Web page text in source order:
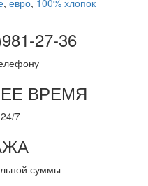
, евро, 100% хлопок
27-36
ВРЕМЯ
7
суммы